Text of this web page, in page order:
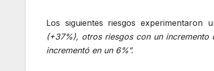
Los siguientes riesgos experimentaron
(+37%), otros riesgos con un
incrementó en un 6%”.